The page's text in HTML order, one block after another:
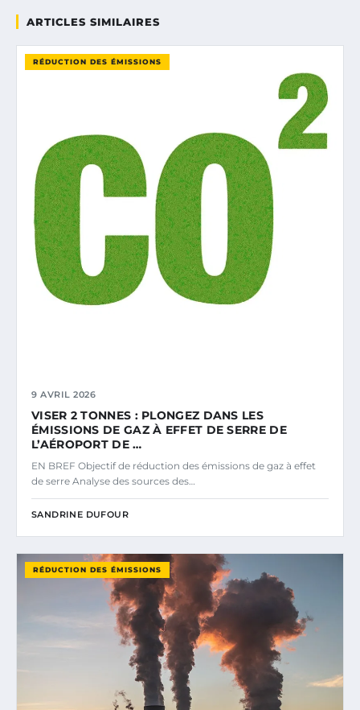
ARTICLES SIMILAIRES
RÉDUCTION DES ÉMISSIONS
9 AVRIL 2026
VISER 2 TONNES : PLONGEZ DANS LES
ÉMISSIONS DE GAZ À EFFET DE SERRE DE
L’AÉROPORT DE …
EN BREF Objectif de réduction des émissions de gaz à effet
de serre Analyse des sources des…
SANDRINE DUFOUR
RÉDUCTION DES ÉMISSIONS